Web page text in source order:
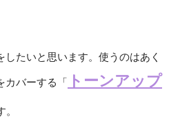
たいと思います。使うのはあく
カバーする「 トーンアップ
。